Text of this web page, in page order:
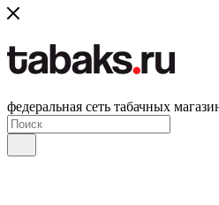
федеральная сеть табачных